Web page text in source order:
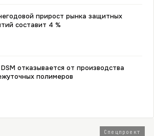
прирост рынка защитных
составит 4 %
отказывается от производства
полимеров
Спецпроект